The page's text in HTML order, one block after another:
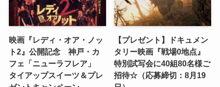
映画『レディ・オア・ノッ
ト2』公開記念 神戸・カ
フェ「ニューラフレア」
タイアップスイーツ＆プレ
【プレゼント】ドキュメン
タリー映画『戦場0地点』
特別試写会に40組80名様ご
招待☆（応募締切：8月19